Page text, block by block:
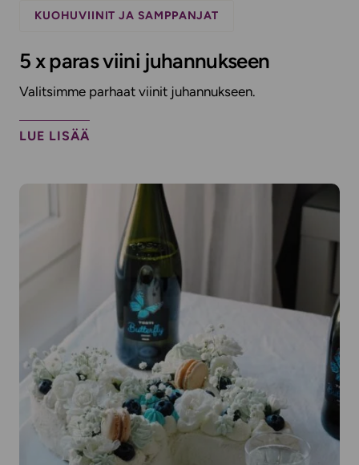
KUOHUVIINIT JA SAMPPANJAT
5 x paras viini juhannukseen
Valitsimme parhaat viinit juhannukseen.
LUE LISÄÄ